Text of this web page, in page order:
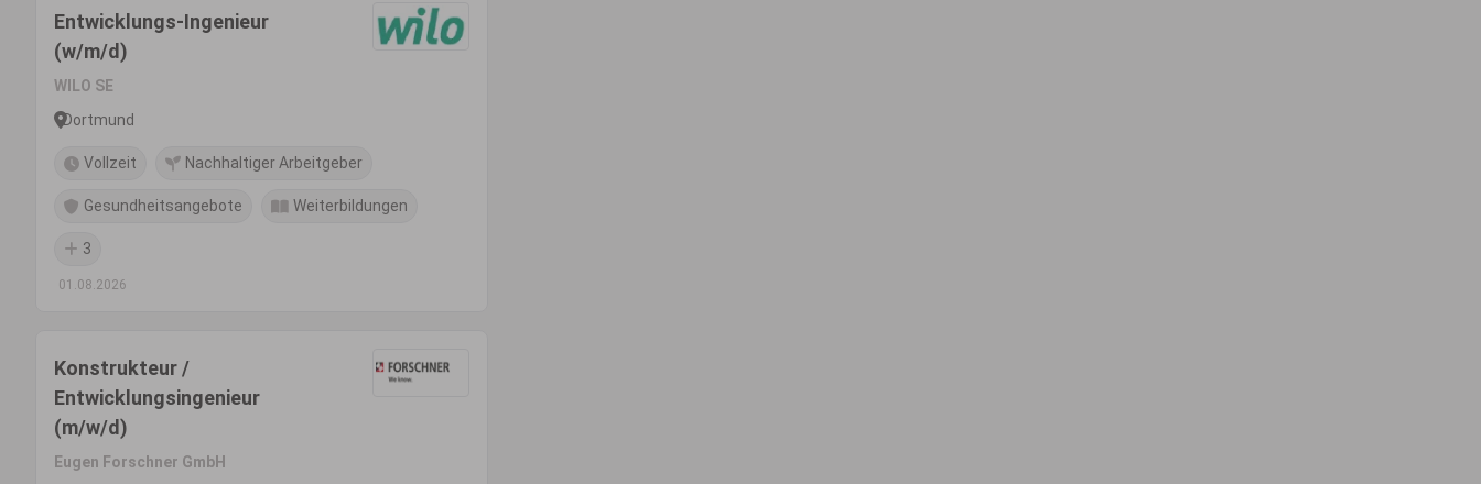
Entwicklungs-Ingenieur
(w/m/d)
WILO SE
Dortmund
Vollzeit Nachhaltiger Arbeitgeber
Gesundheitsangebote Weiterbildungen
3
01.08.2026
Konstrukteur /
Entwicklungsingenieur
(m/w/d)
Eugen Forschner GmbH